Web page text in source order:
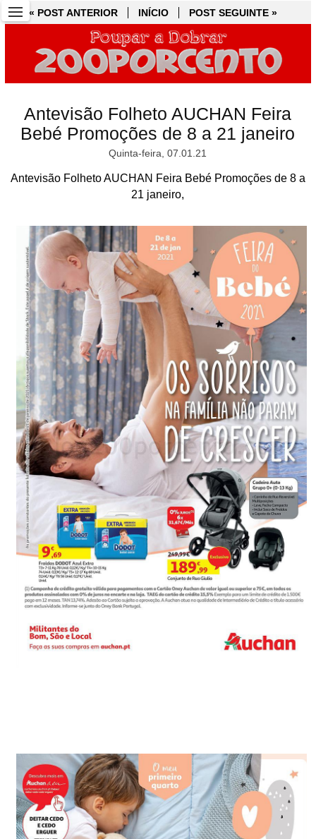
« POST ANTERIOR INÍCIO POST SEGUINTE »
Antevisão Folheto AUCHAN Feira
Bebé Promoções de 8 a 21 janeiro
Quinta-feira, 07.01.21
Antevisão Folheto AUCHAN Feira Bebé Promoções de 8 a
21 janeiro,
« POST ANTERIOR INÍCIO POST SEGUINTE »